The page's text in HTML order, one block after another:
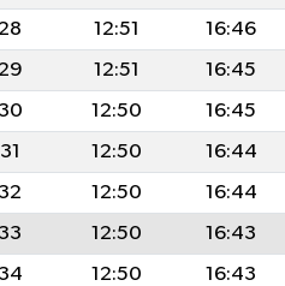
12:51 16:46
12:51 16:45
12:50 16:45
12:50 16:44
12:50 16:44
12:50 16:43
12:50 16:43